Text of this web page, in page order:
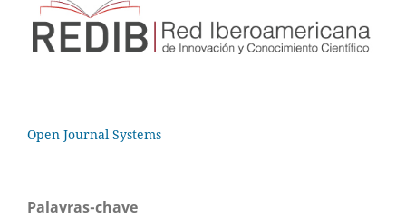
Open Journal Systems
Palavras-chave